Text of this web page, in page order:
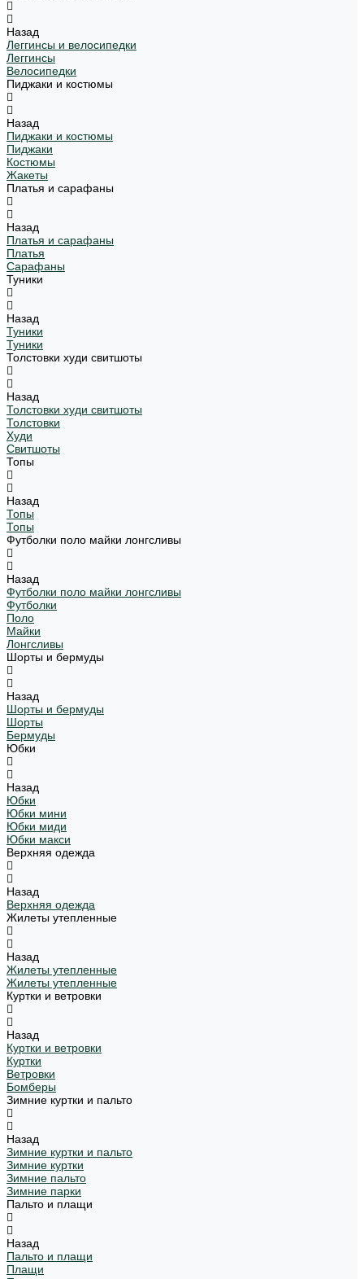
Назад
Леггинсы и велосипедки
Леггинсы
Велосипедки
Пиджаки и костюмы
Назад
Пиджаки и костюмы
Пиджаки
Костюмы
Жакеты
Платья и сарафаны
Назад
Платья и сарафаны
Платья
Сарафаны
Туники
Назад
Туники
Туники
Толстовки худи свитшоты
Назад
Толстовки худи свитшоты
Толстовки
Худи
Свитшоты
Топы
Назад
Топы
Топы
Футболки поло майки лонгсливы
Назад
Футболки поло майки лонгсливы
Футболки
Поло
Майки
Лонгсливы
Шорты и бермуды
Назад
Шорты и бермуды
Шорты
Бермуды
Юбки
Назад
Юбки
Юбки мини
Юбки миди
Юбки макси
Верхняя одежда
Назад
Верхняя одежда
Жилеты утепленные
Назад
Жилеты утепленные
Жилеты утепленные
Куртки и ветровки
Назад
Куртки и ветровки
Куртки
Ветровки
Бомберы
Зимние куртки и пальто
Назад
Зимние куртки и пальто
Зимние куртки
Зимние пальто
Зимние парки
Пальто и плащи
Назад
Пальто и плащи
Плащи